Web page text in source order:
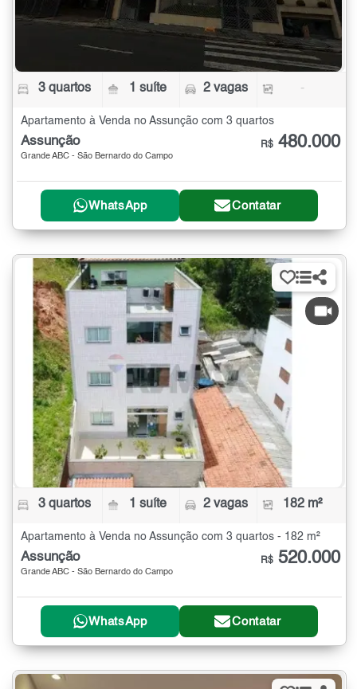
3 quartos 1 suíte 2 vagas -
Apartamento à Venda no Assunção com 3 quartos
Assunção
Grande ABC - São Bernardo do Campo
R$ 480.000
WhatsApp Contatar
3 quartos 1 suíte 2 vagas 182 m²
Apartamento à Venda no Assunção com 3 quartos - 182 m²
Assunção
Grande ABC - São Bernardo do Campo
R$ 520.000
WhatsApp Contatar